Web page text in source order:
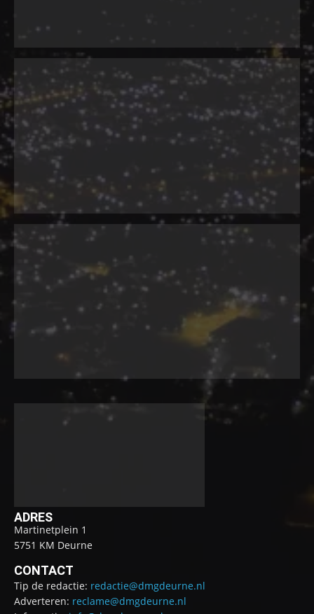
ADRES
Martinetplein 1
5751 KM Deurne
CONTACT
Tip de redactie: redactie@dmgdeurne.nl
Adverteren: reclame@dmgdeurne.nl